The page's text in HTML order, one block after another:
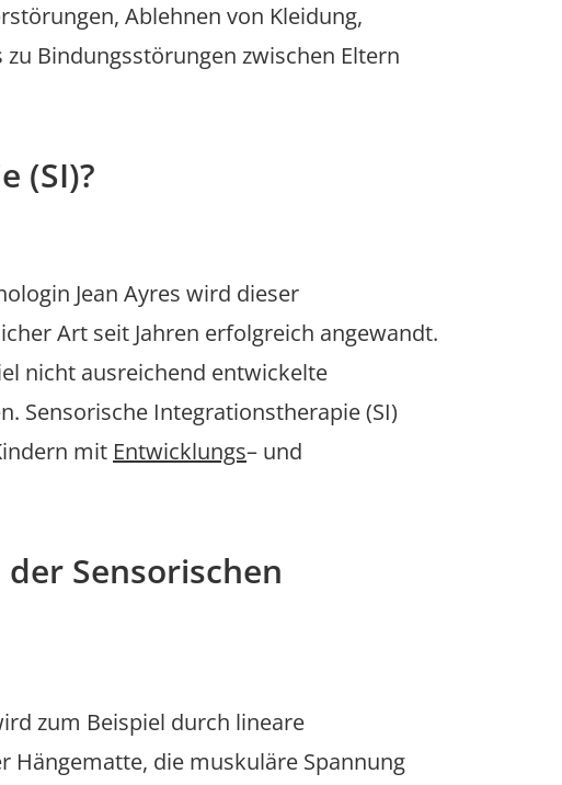
Ablehnen von Kleidung,
Bindungsstörungen zwischen Eltern
(SI)?
Jean Ayres wird dieser
Art seit Jahren erfolgreich angewandt.
nicht ausreichend entwickelte
Sensorische Integrationstherapie (SI)
mit Entwicklungs– und
Sensorischen
zum Beispiel durch lineare
Hängematte, die muskuläre Spannung